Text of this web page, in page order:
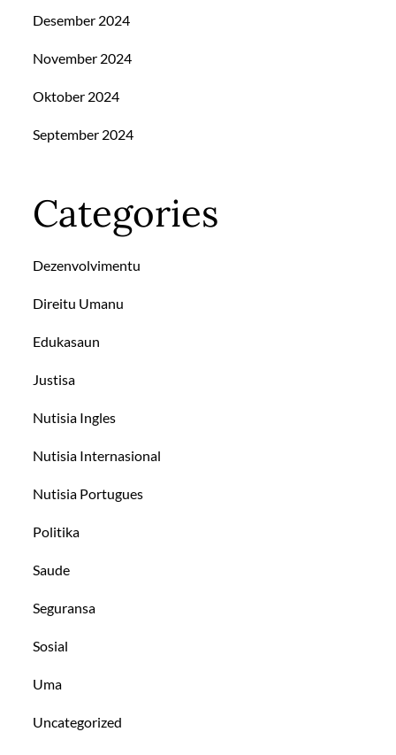
Desember 2024
November 2024
Oktober 2024
September 2024
Categories
Dezenvolvimentu
Direitu Umanu
Edukasaun
Justisa
Nutisia Ingles
Nutisia Internasional
Nutisia Portugues
Politika
Saude
Seguransa
Sosial
Uma
Uncategorized